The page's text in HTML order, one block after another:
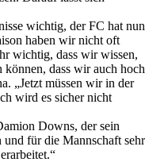
wichtig, der FC hat nun
haben wir nicht oft
wichtig, dass wir wissen,
können, dass wir auch hoch
„Jetzt müssen wir in der
wird es sicher nicht
Downs, der sein
und für die Mannschaft sehr